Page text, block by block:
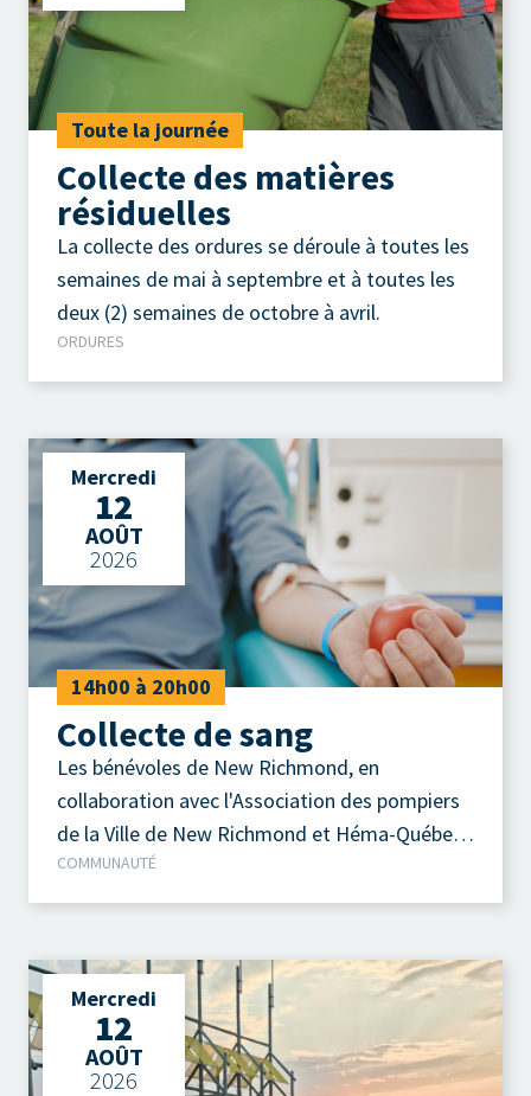
Toute la journée
Collecte des matières
résiduelles
La collecte des ordures se déroule à toutes les
semaines de mai à septembre et à toutes les
deux (2) semaines de octobre à avril.
ORDURES
Mercredi
12
AOÛT
2026
14h00 à 20h00
Collecte de sang
Les bénévoles de New Richmond, en
collaboration avec l'Association des pompiers
de la Ville de New Richmond et Héma-Québec,
vous invitent à participer à la prochaine
collecte de sang qui se tiendra le mercredi 12
communautaire Adrien-Gauvreau.
COMMUNAUTÉ
Mercredi
12
AOÛT
2026